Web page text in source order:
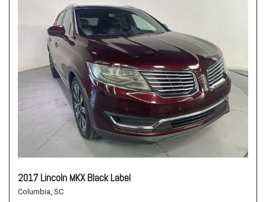
2017 Lincoln MKX Black Label
Columbia, SC